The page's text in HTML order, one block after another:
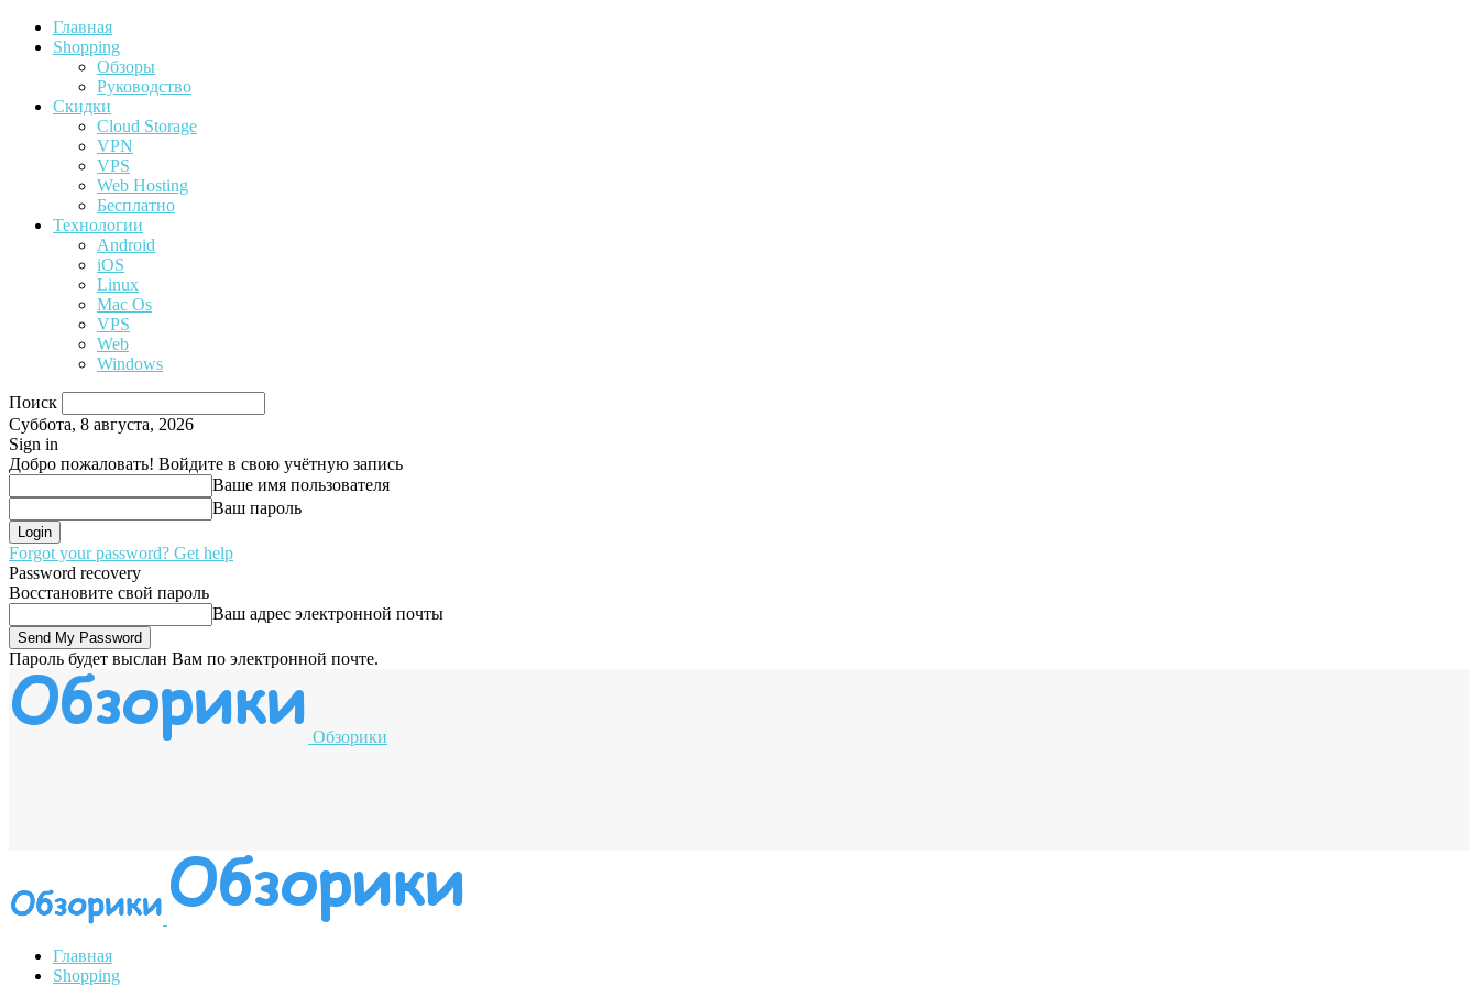
Главная
Shopping
Обзоры
Руководство
Скидки
Cloud Storage
VPN
VPS
Web Hosting
Бесплатно
Технологии
Android
iOS
Linux
Mac Os
VPS
Web
Windows
Поиск
Суббота, 8 августа, 2026
Sign in
Добро пожаловать! Войдите в свою учётную запись
Ваше имя пользователя
Ваш пароль
Forgot your password? Get help
Password recovery
Восстановите свой пароль
Ваш адрес электронной почты
Пароль будет выслан Вам по электронной почте.
Обзорики
Главная
Shopping